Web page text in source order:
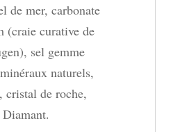
de mer, carbonate
(craie curative de
sel gemme
naturels,
cristal de roche,